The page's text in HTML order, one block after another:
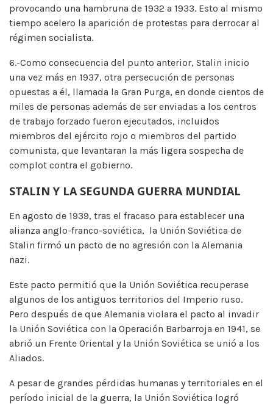
provocando una hambruna de 1932 a 1933. Esto al mismo
tiempo acelero la aparición de protestas para derrocar al
régimen socialista.
6.-Como consecuencia del punto anterior, Stalin inicio
una vez más en 1937, otra persecución de personas
opuestas a él, llamada la Gran Purga, en donde cientos de
miles de personas además de ser enviadas a los centros
de trabajo forzado fueron ejecutados, incluidos
miembros del ejército rojo o miembros del partido
comunista, que levantaran la más ligera sospecha de
complot contra el gobierno.
STALIN Y LA SEGUNDA GUERRA MUNDIAL
En agosto de 1939, tras el fracaso para establecer una
alianza anglo-franco-soviética, ​ la Unión Soviética de
Stalin firmó un pacto de no agresión con la Alemania
nazi.
Este pacto permitió que la Unión Soviética recuperase
algunos de los antiguos territorios del Imperio ruso.
Pero después de que Alemania violara el pacto al invadir
la Unión Soviética con la Operación Barbarroja en 1941, se
abrió un Frente Oriental y la Unión Soviética se unió a los
Aliados.
A pesar de grandes pérdidas humanas y territoriales en el
período inicial de la guerra, la Unión Soviética logró